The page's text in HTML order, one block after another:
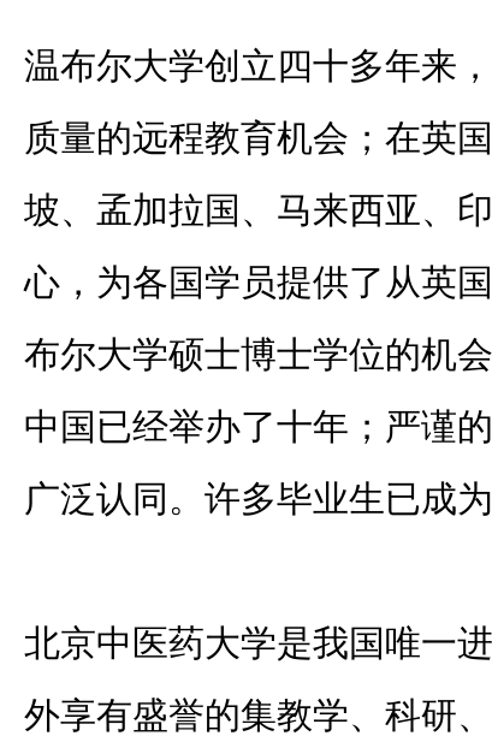
温布尔大学创立四十多年来
质量的远程教育机会；在英
坡、孟加拉国、马来西亚、
心，为各国学员提供了从英
布尔大学硕士博士学位的机
中国已经举办了十年；严谨
广泛认同。许多毕业生已成
北京中医药大学是我国唯一
外享有盛誉的集教学、科研